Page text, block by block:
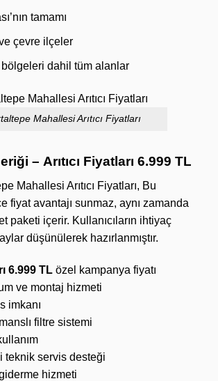
tamamı
çevre ilçeler
dahil tüm alanlar
Mahallesi Arıtıcı Fiyatları
– Arıtıcı Fiyatları 6.999 TL
Mahallesi Arıtıcı Fiyatları, Bu
fiyat avantajı sunmaz, aynı zamanda
paketi içerir. Kullanıcıların ihtiyaç
düşünülerek hazırlanmıştır.
6.999 TL özel kampanya fiyatı
ve montaj hizmeti
imkanı
filtre sistemi
teknik servis desteği
hizmeti